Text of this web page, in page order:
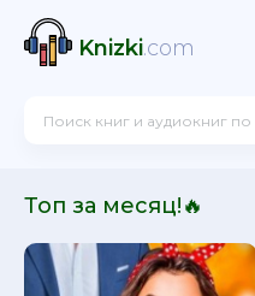
Knizki.com
Топ за месяц!🔥